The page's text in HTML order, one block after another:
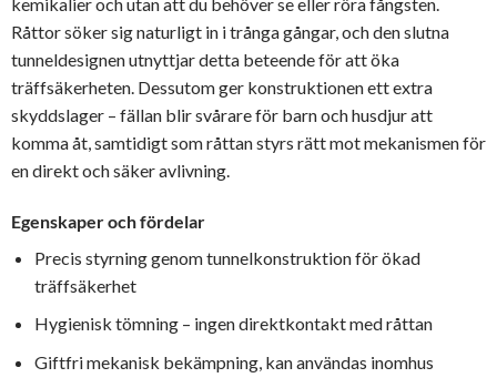
Råttor söker sig naturligt in i trånga gångar, och den slutna
tunneldesignen utnyttjar detta beteende för att öka
träffsäkerheten. Dessutom ger konstruktionen ett extra
skyddslager – fällan blir svårare för barn och husdjur att
komma åt, samtidigt som råttan styrs rätt mot mekanismen för
en direkt och säker avlivning.
Egenskaper och fördelar
Precis styrning genom tunnelkonstruktion för ökad
träffsäkerhet
Hygienisk tömning – ingen direktkontakt med råttan
Giftfri mekanisk bekämpning, kan användas inomhus